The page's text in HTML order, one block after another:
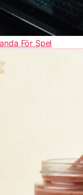
För Spel